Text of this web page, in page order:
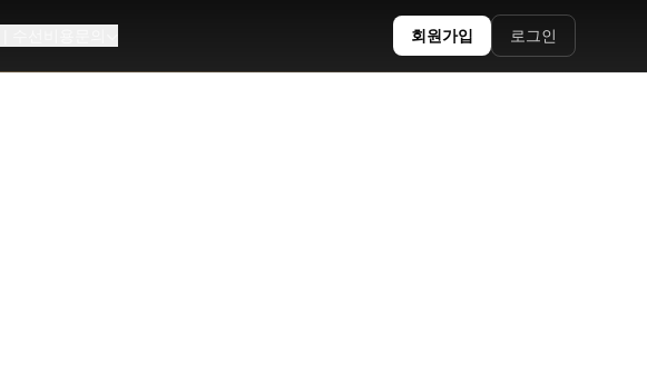
회원가입 로그인